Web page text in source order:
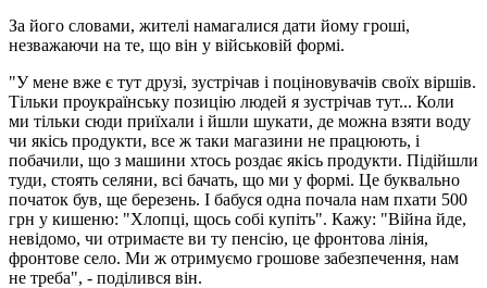
За його словами, жителі намагалися дати йому гроші,
незважаючи на те, що він у військовій формі.
"У мене вже є тут друзі, зустрічав і поціновувачів своїх віршів.
Тільки проукраїнську позицію людей я зустрічав тут... Коли
ми тільки сюди приїхали і йшли шукати, де можна взяти воду
чи якісь продукти, все ж таки магазини не працюють, і
побачили, що з машини хтось роздає якісь продукти. Підійшли
туди, стоять селяни, всі бачать, що ми у формі. Це буквально
початок був, ще березень. І бабуся одна почала нам пхати 500
грн у кишеню: "Хлопці, щось собі купіть". Кажу: "Війна йде,
невідомо, чи отримаєте ви ту пенсію, це фронтова лінія,
фронтове село. Ми ж отримуємо грошове забезпечення, нам
не треба", - поділився він.